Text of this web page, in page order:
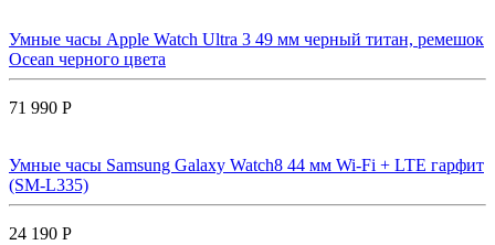
Умные часы Apple Watch Ultra 3 49 мм черный титан, ремешок
Ocean черного цвета
71 990 Р
Умные часы Samsung Galaxy Watch8 44 мм Wi-Fi + LTE гарфит
(SM-L335)
24 190 Р